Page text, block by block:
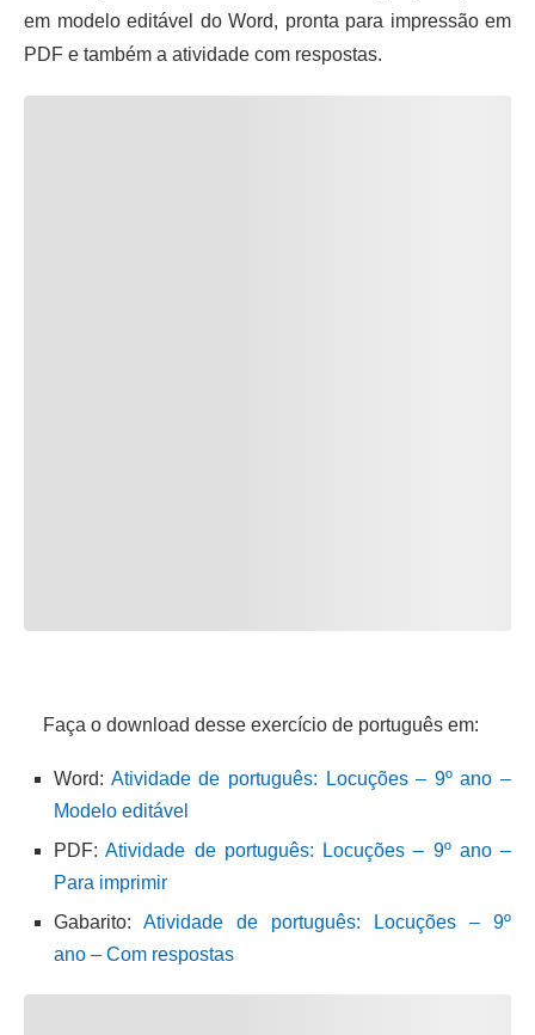
em modelo editável do Word, pronta para impressão em
PDF e também a atividade com respostas.
Faça o download desse exercício de português em:
Word: Atividade de português: Locuções – 9º ano –
Modelo editável
PDF:Atividade de português: Locuções – 9º ano –
Para imprimir
Gabarito: Atividade de português: Locuções – 9º
ano – Com respostas